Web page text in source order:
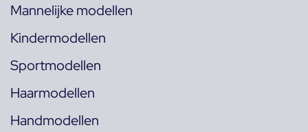
Mannelijke modellen
Kindermodellen
Sportmodellen
Haarmodellen
Handmodellen